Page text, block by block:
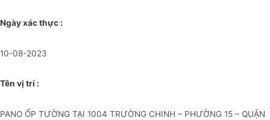
Ngày xác thực :
10-08-2023
Tên vị trí :
PANO ỐP TƯỜNG TẠI 1004 TRƯỜNG CHINH – PHƯỜNG 15 – QUẬN